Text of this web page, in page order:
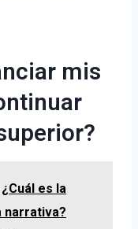
mis
¿Cuál es la
narrativa?